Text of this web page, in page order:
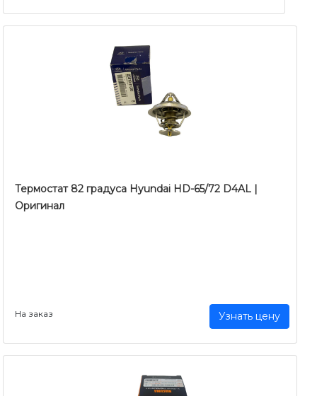
Термостат 82 градуса Hyundai HD-65/72 D4AL |
Оригинал
На заказ Узнать цену